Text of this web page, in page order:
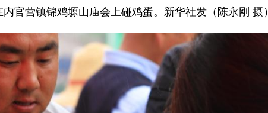
营镇锦鸡塬山庙会上碰鸡蛋。新华社发（陈永刚 摄）